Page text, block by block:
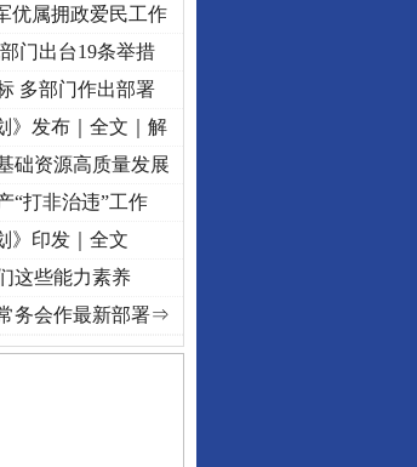
兴征程丨“转折之城”激荡..
优属拥政爱民工作
门出台19条举措
多部门作出部署
》发布｜全文｜解
础资源高质量发展
“打非治违”工作
》印发｜全文
这些能力素养
务会作最新部署⇒